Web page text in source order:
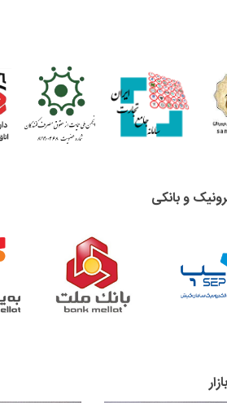
و بانکی